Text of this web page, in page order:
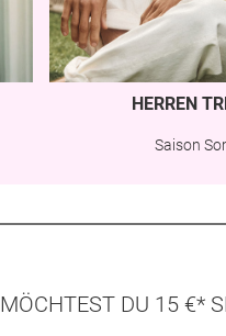
HERREN
Saison
MÖCHTEST DU 15 €*